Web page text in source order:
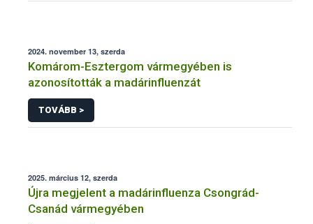
2024. november 13, szerda
Komárom-Esztergom vármegyében is
azonosították a madárinfluenzát
TOVÁBB >
2025. március 12, szerda
Újra megjelent a madárinfluenza Csongrád-
Csanád vármegyében